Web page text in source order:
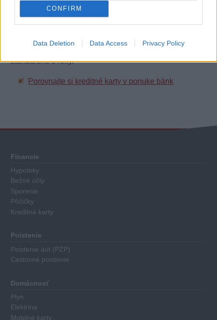
CONFIRM
Data Deletion Data Access Privacy Policy
Olympijské karty je možné získať online cez
internetbanking nawww.slsp.sk
Slovenskej sporiteľne. Limitovaná olympijská edícia
platobných kariet Visa a Visa Electron sa vydáva od 1.
novembra 2015 do 31.augusta 2016. Platnosť kariet je
štandardne 3 roky.
Porovnajte si kreditné karty v ponuke bánk
Financie
Hypotéky
Bežné účty
Sporenie
Pôžičky
Kreditné karty
Poistenie
Poistenie áut (PZP)
Cestovné poistenie
Domácnosť
Plyn
Elektrina
Mobilné karty